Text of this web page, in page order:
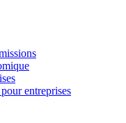
entreprises